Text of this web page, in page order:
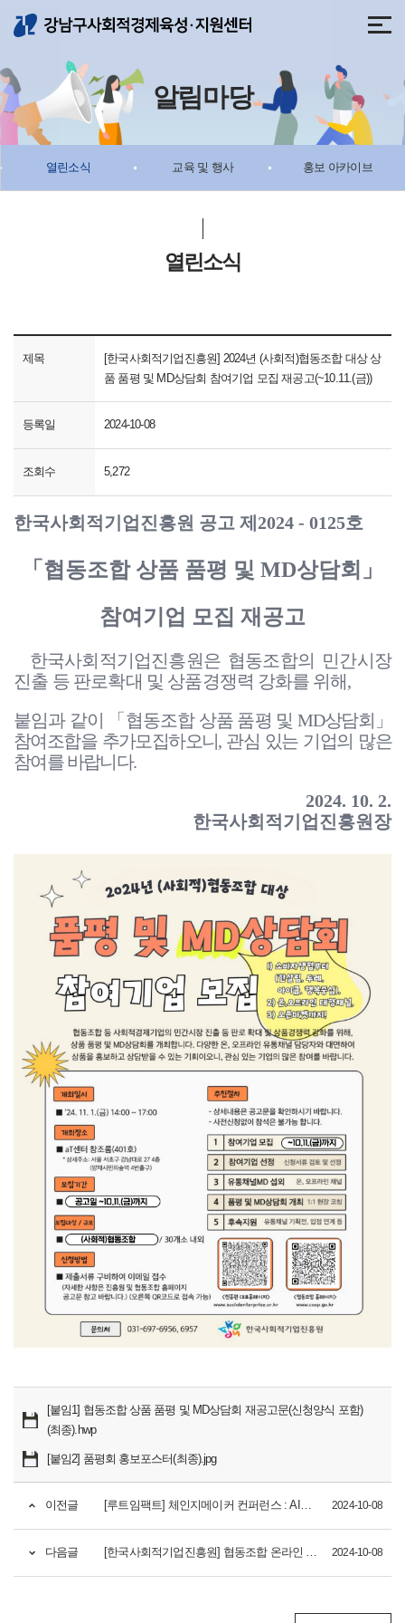
메뉴 바로가기
알림마당
열린소식 교육 및 행사 홍보 아카이브
열린소식
제목
[한국사회적기업진흥원] 2024년 (사회적)협동조합 대상 상
품 품평 및 MD상담회 참여기업 모집 재공고(~10.11.(금))
등록일 2024-10-08
조회수 5,272
한국사회적기업진흥원 공고 제 2024 - 0125호
「 협동조합 상품 품평 및 MD상담회 」
참여기업 모집 재공고
한국사회적기업진흥원은 협동조합의 민간시장
진출 등 판로확대 및 상품경쟁력 강화를 위해,
붙임과 같이
「 협동조합 상품 품평 및 MD상담회 」
참여조합을 추가모집하오니 , 관심 있는 기업의 많은
참여를 바랍니다.
2024. 10. 2.
한국사회적기업진흥원장
[붙임1] 협동조합 상품 품평 및 MD상담회 재공고문(신청양식 포함)
(최종).hwp
[붙임2] 품평회 홍보포스터(최종).jpg
이전글 [루트임팩트] 체인지메이커 컨퍼런스 : AI를/가 포용하는 다양성 (10.12.(토)) 2024-10-08
다음글 [한국사회적기업진흥원] 협동조합 온라인 교육과정 수강하고, 온누리상품권 받자! (런(learn)런(run)이벤트)(~10/31) 2024-10-08